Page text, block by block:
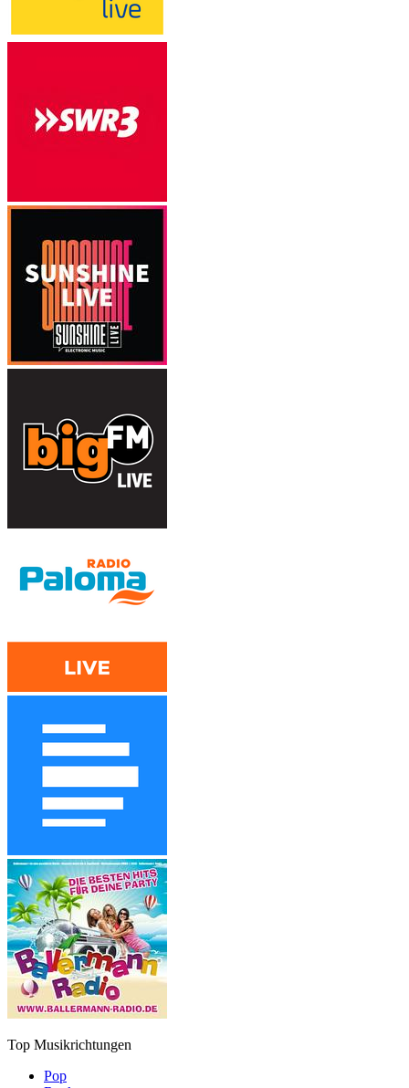
Top Musikrichtungen
Pop